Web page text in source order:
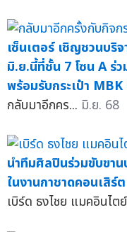
เซ็นเตอร์ เชิญชวนบริ
มิ.ย.นี้ที่ชั้น 7 โซน A ร่
พร้อมรับกระเป๋า
กลับมาอีกคร... มิ.ย. 68
นำทีมศิลปินร่วมขับขา
ในงานกาชาดคอนเสิร์
เบิร์ด ธงไชย แมคอินไ